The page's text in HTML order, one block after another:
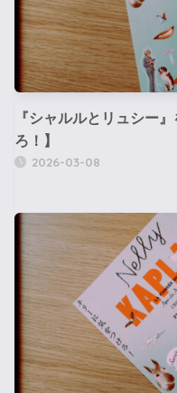
『シャルルとリュシー
ろ！】
2026-03-08